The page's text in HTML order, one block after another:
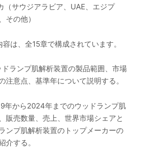
（サウジアラビア、UAE、エジプ
その他）
は、全15章で構成されています。
ランプ肌解析装置の製品範囲、市場
注意点、基準年について説明する。
年から2024年までのウッドランプ肌
販売数量、売上、世界市場シェアと
ンプ肌解析装置のトップメーカーの
介する。